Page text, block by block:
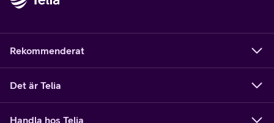
Rekommenderat
Det är Telia
Handla hos Telia